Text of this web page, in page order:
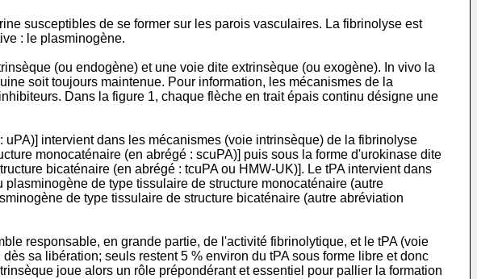
susceptibles de se former sur les parois vasculaires. La fibrinolyse est
: le plasminogène.
(ou endogène) et une voie dite extrinsèque (ou exogène). In vivo la
soit toujours maintenue. Pour information, les mécanismes de la
Dans la figure 1, chaque flèche en trait épais continu désigne une
intervient dans les mécanismes (voie intrinsèque) de la fibrinolyse
monocaténaire (en abrégé : scuPA)] puis sous la forme d'urokinase dite
bicaténaire (en abrégé : tcuPA ou HMW-UK)]. Le tPA intervient dans
de type tissulaire de structure monocaténaire (autre
de type tissulaire de structure bicaténaire (autre abréviation
responsable, en grande partie, de l'activité fibrinolytique, et le tPA (voie
sa libération; seuls restent 5 % environ du tPA sous forme libre et donc
joue alors un rôle prépondérant et essentiel pour pallier la formation